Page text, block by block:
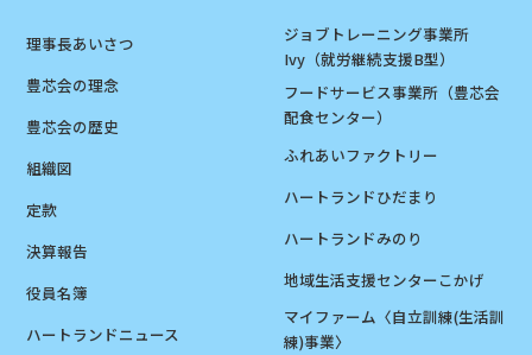
理事長あいさつ
豊芯会の理念
豊芯会の歴史
組織図
定款
決算報告
役員名簿
ハートランドニュース
ジョブトレーニング事業所
Ivy（就労継続支援B型）
フードサービス事業所（豊芯会
配食センター）
ふれあいファクトリー
ハートランドひだまり
ハートランドみのり
地域生活支援センターこかげ
マイファーム〈自立訓練(生活訓
練)事業〉